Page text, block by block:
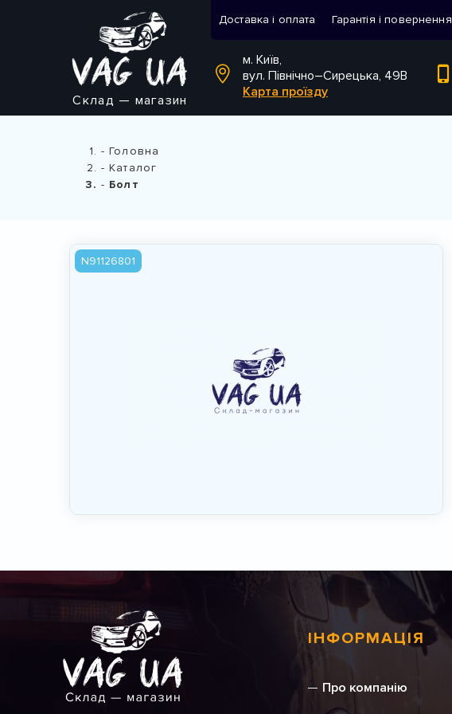
Склад — магазин
Доставка і оплата Гарантія і повернення
м. Київ,
вул. Північно–Сирецька, 49В
Карта проїзду
Головна
Каталог
Болт
N91126801
ІНФОРМАЦІЯ
Про компанію